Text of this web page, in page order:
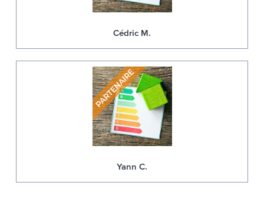
Cédric M.
Yann C.